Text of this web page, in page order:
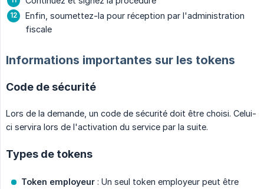
Enfin, soumettez-la pour réception par l'administration
fiscale
Informations importantes sur les tokens
Code de sécurité
Lors de la demande, un code de sécurité doit être choisi. Celui-
ci servira lors de l'activation du service par la suite.
Types de tokens
Token employeur : Un seul token employeur peut être